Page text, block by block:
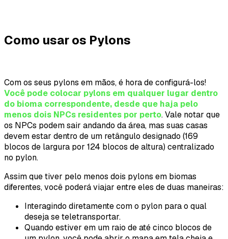
Como usar os Pylons
Com os seus pylons em mãos, é hora de configurá-los!
Você pode colocar pylons em qualquer lugar dentro
do bioma correspondente, desde que haja pelo
menos dois NPCs residentes por perto. Vale notar que
os NPCs podem sair andando da área, mas suas casas
devem estar dentro de um retângulo designado (169
blocos de largura por 124 blocos de altura) centralizado
no pylon.
Assim que tiver pelo menos dois pylons em biomas
diferentes, você poderá viajar entre eles de duas maneiras:
Interagindo diretamente com o pylon para o qual
deseja se teletransportar.
Quando estiver em um raio de até cinco blocos de